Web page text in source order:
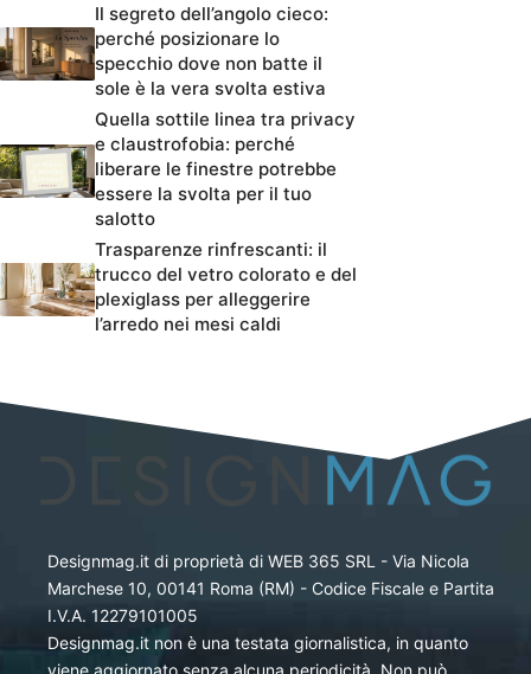
Il segreto dell’angolo cieco:
perché posizionare lo
specchio dove non batte il
sole è la vera svolta estiva
Quella sottile linea tra privacy
e claustrofobia: perché
liberare le finestre potrebbe
essere la svolta per il tuo
salotto
Trasparenze rinfrescanti: il
trucco del vetro colorato e del
plexiglass per alleggerire
l’arredo nei mesi caldi
Designmag.it di proprietà di WEB 365 SRL - Via Nicola
Marchese 10, 00141 Roma (RM) - Codice Fiscale e Partita
I.V.A. 12279101005
Designmag.it non è una testata giornalistica, in quanto
viene aggiornato senza alcuna periodicità. Non può